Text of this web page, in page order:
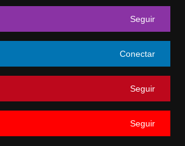
Seguir
Conectar
Seguir
Seguir